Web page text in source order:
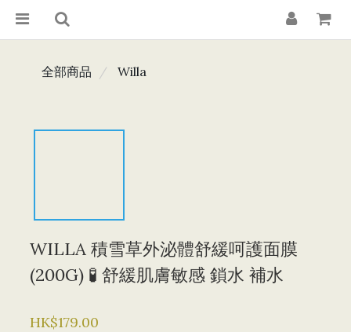
全部商品 Willa
​WILLA 積雪草外泌體舒緩呵護面膜
(200G) 🧪 舒緩肌膚敏感 鎖水 補水
HK$179.00